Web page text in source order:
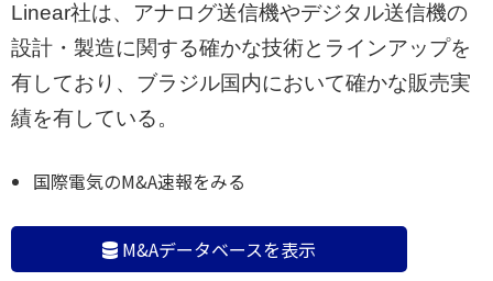
Linear社は、アナログ送信機やデジタル送信機の
設計・製造に関する確かな技術とラインアップを
有しており、ブラジル国内において確かな販売実
績を有している。
国際電気のM&A速報をみる
M&Aデータベースを表示